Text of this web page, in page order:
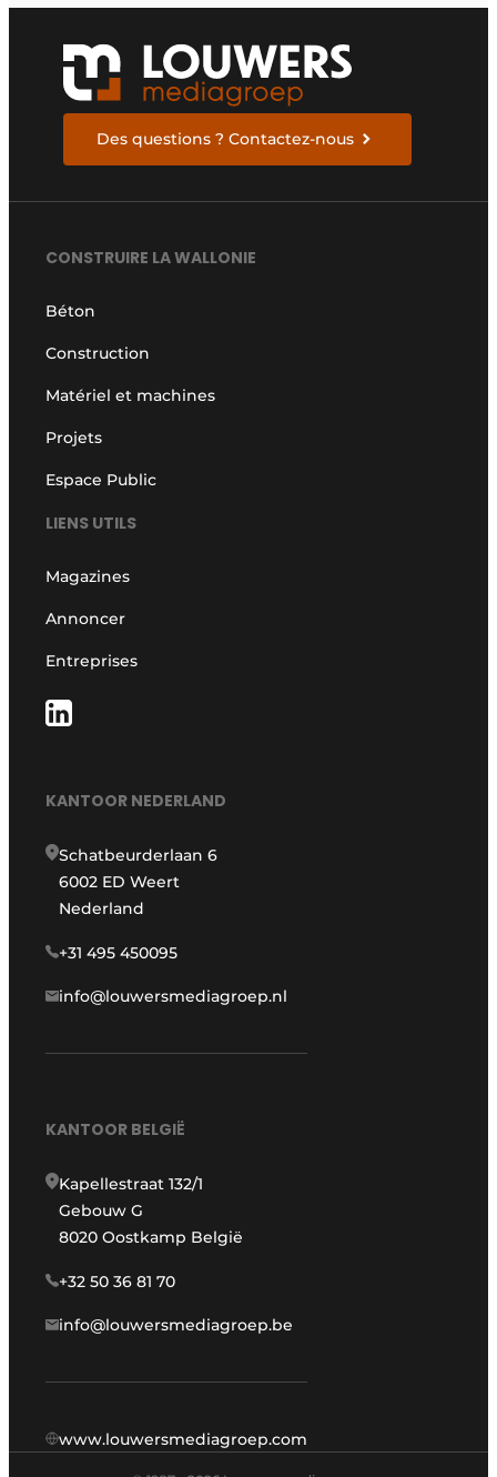
Des questions ? Contactez-nous
CONSTRUIRE LA WALLONIE
Béton
Construction
Matériel et machines
Projets
Espace Public
LIENS UTILS
Magazines
Annoncer
Entreprises
KANTOOR NEDERLAND
Schatbeurderlaan 6
6002 ED Weert
Nederland
+31 495 450095
info@louwersmediagroep.nl
KANTOOR BELGIË
Kapellestraat 132/1
Gebouw G
8020 Oostkamp België
+32 50 36 81 70
info@louwersmediagroep.be
www.louwersmediagroep.com